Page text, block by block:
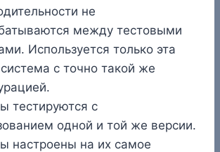
не
между тестовыми
Используется только эта
с точно такой же
тестируются с
одной и той же версии.
настроены на их самое